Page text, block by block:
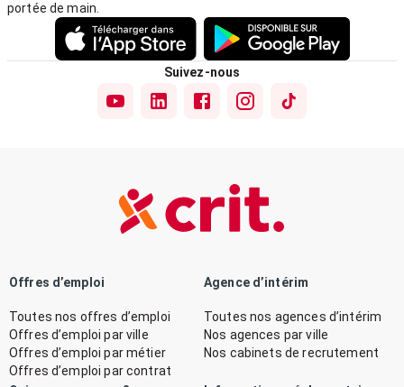
portée de main.
Suivez-nous
Offres d’emploi
Toutes nos offres d’emploi
Offres d’emploi par ville
Offres d’emploi par métier
Offres d’emploi par contrat
Agence d’intérim
Toutes nos agences d’intérim
Nos agences par ville
Nos cabinets de recrutement